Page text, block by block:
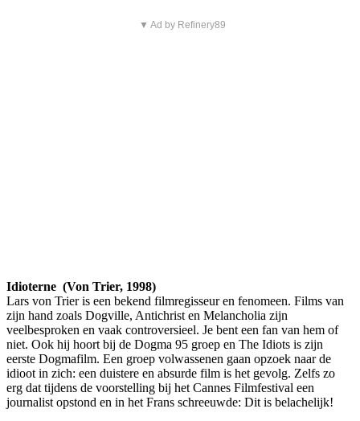
▼ Ad by Refinery89
Idioterne (Von Trier, 1998)
Lars von Trier is een bekend filmregisseur en fenomeen. Films van
zijn hand zoals Dogville, Antichrist en Melancholia zijn
veelbesproken en vaak controversieel. Je bent een fan van hem of
niet. Ook hij hoort bij de Dogma 95 groep en The Idiots is zijn
eerste Dogmafilm. Een groep volwassenen gaan opzoek naar de
idioot in zich: een duistere en absurde film is het gevolg. Zelfs zo
erg dat tijdens de voorstelling bij het Cannes Filmfestival een
journalist opstond en in het Frans schreeuwde: Dit is belachelijk!